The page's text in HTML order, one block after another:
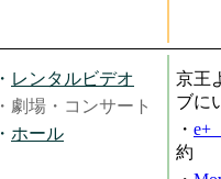
・ レンタルビデオ
・劇場・コンサート
・ ホール
京王
ブに
・ e+
約